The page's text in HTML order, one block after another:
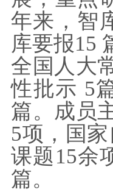
年来，智
库要报15
全国人大
性批示 5
篇。成员
5项，国
课题15余
篇。